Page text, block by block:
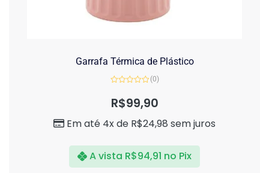
Garrafa Térmica de Plástico
de
(0)
R$99,90
Em até 4x de R$24,98 sem juros
A vista R$94,91 no Pix